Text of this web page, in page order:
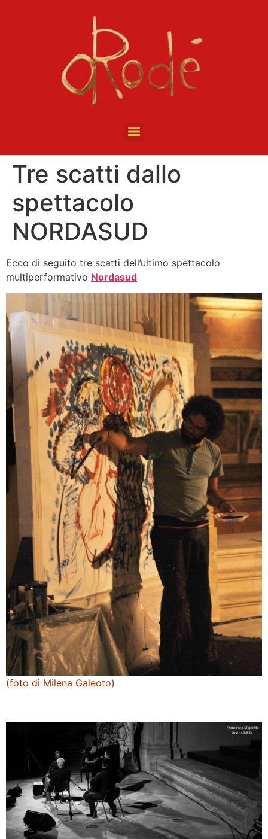
Tre scatti dallo
spettacolo
NORDASUD
Ecco di seguito tre scatti dell’ultimo spettacolo
multiperformativo Nordasud
(foto di Milena Galeoto)